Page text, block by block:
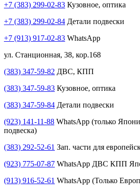
+7 (383) 299-02-83 Кузовное, оптика
+7 (383) 299-02-84 Детали подвески
+7 (913) 917-02-83 WhatsApp
ул. Станционная, 38, кор.168
(383) 347-59-82 ДВС, КПП
(383) 347-59-83 Кузовное, оптика
(383) 347-59-84 Детали подвески
(923) 141-11-88 WhatsApp (только
подвеска)
(383) 292-52-61 Зап. части для
(923) 775-07-87 WhatsApp ДВС КПП
(913) 916-52-61 WhatsApp (Только